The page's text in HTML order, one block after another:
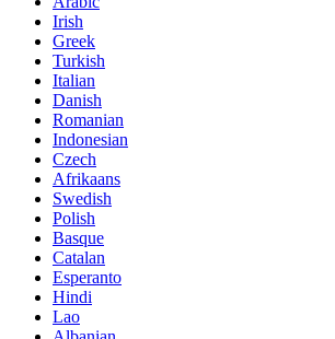
Irish
Greek
Turkish
Italian
Danish
Romanian
Indonesian
Czech
Afrikaans
Swedish
Polish
Basque
Catalan
Esperanto
Hindi
Lao